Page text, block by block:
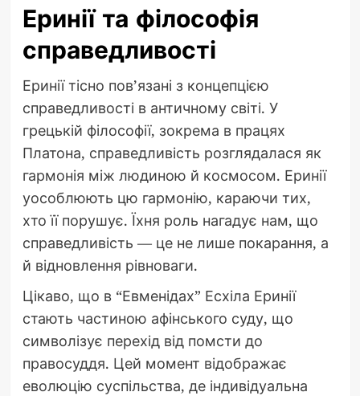
Еринії та філософія
справедливості
Еринії тісно пов’язані з концепцією
справедливості в античному світі. У
грецькій філософії, зокрема в працях
Платона, справедливість розглядалася як
гармонія між людиною й космосом. Еринії
уособлюють цю гармонію, караючи тих,
хто її порушує. Їхня роль нагадує нам, що
справедливість — це не лише покарання, а
й відновлення рівноваги.
Цікаво, що в “Евменідах” Есхіла Еринії
стають частиною афінського суду, що
символізує перехід від помсти до
правосуддя. Цей момент відображає
еволюцію суспільства, де індивідуальна